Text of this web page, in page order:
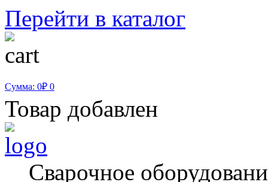
Перейти в каталог
Сумма: 0₽ 0
Товар добавлен
Сварочное